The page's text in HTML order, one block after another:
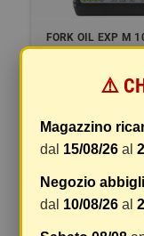
FORK OIL EXP M
17,19 €
COMPRA
-20%
⚠️
Magazzino
dal 15/08/26 al
Negozio
dal 10/08/26 al